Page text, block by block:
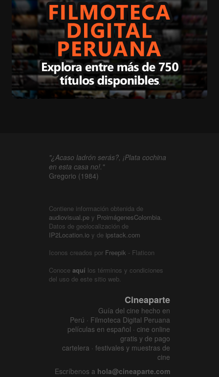
"¿Acaso ladrón serás?, ¡Plata cochina
en esta casa no!."
Gregorio (1984)
Contiene información obtenida de
audiovisual.pe y ProimágenesColombia.
Datos de geolocalización de
IP2Location.io y de ipstack.com
Iconos creados por Freepik - Flaticon
Conoce aquí los términos y condiciones
del uso de este sitio web.
Cineaparte
Guía del cine hecho en
Perú · Filmoteca Digital Peruana
películas en español · cine online
gratis y de pago
cartelera · festivales y muestras de
cine
Escríbenos a hola@cineaparte.com